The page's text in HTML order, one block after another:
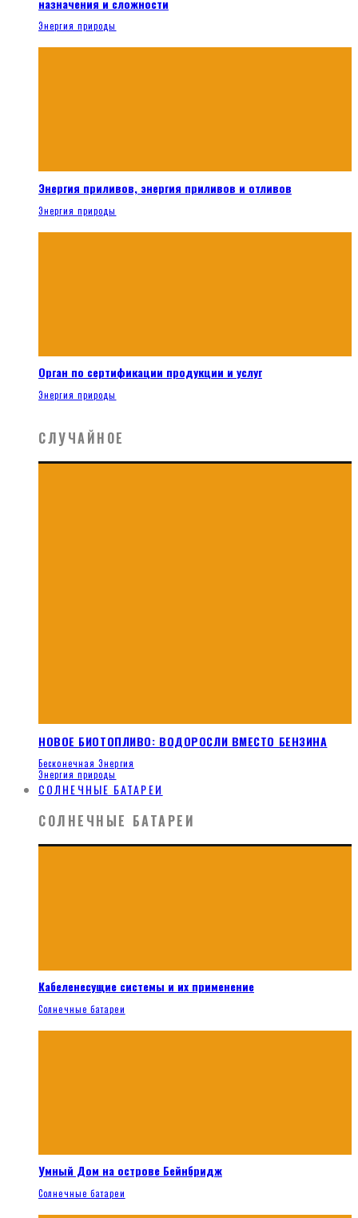
назначения и сложности
Энергия природы
Энергия приливов, энергия приливов и отливов
Энергия природы
Орган по сертификации продукции и услуг
Энергия природы
СЛУЧАЙНОЕ
НОВОЕ БИОТОПЛИВО: ВОДОРОСЛИ ВМЕСТО БЕНЗИНА
Бесконечная Энергия
Энергия природы
СОЛНЕЧНЫЕ БАТАРЕИ
СОЛНЕЧНЫЕ БАТАРЕИ
Кабеленесущие системы и их применение
Солнечные батареи
Умный Дом на острове Бейнбридж
Солнечные батареи